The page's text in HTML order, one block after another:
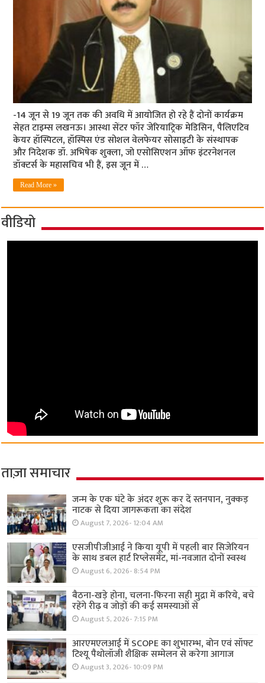
-14 जून से 19 जून तक की अवधि में आयोजित हो रहे हैं दोनों कार्यक्रम
सेहत टाइम्स लखनऊ। आस्था सेंटर फॉर जेरियाट्रिक मेडिसिन, पैलिएटिव
केयर हॉस्पिटल, हॉस्पिस एंड सोशल वेलफेयर सोसाइटी के संस्थापक
और निदेशक डॉ. अभिषेक शुक्ला, जो एसोसिएशन ऑफ इंटरनेशनल
डॉक्टर्स के महासचिव भी हैं, इस जून में …
Read More »
वीडियो
ताज़ा समाचार
जन्म के एक घंटे के अंदर शुरू कर दें स्तनपान, नुक्कड़
नाटक से दिया जागरूकता का संदेश
August 7, 2026- 12:04 AM
एसजीपीजीआई ने किया यूपी में पहली बार सिजेरियन
के साथ डबल हार्ट रिप्लेसमेंट, मां-नवजात दोनों स्वस्थ
August 6, 2026- 8:54 PM
बैठना-खड़े होना, चलना-फिरना सही मुद्रा में करिये, बचे
रहेंगे रीढ़ व जोड़ों की कई समस्याओं से
August 5, 2026- 7:15 PM
आरएमएलआई में SCOPE का शुभारम्भ, बोन एवं सॉफ्ट
टिश्यू पैथोलॉजी शैक्षिक सम्मेलन से करेगा आगाज
August 3, 2026- 10:09 PM